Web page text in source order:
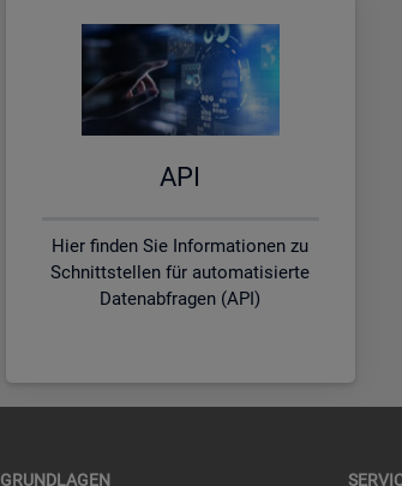
API
Hier finden Sie Informationen zu
Schnittstellen für automatisierte
Datenabfragen (API)
GRUND­LA­GEN